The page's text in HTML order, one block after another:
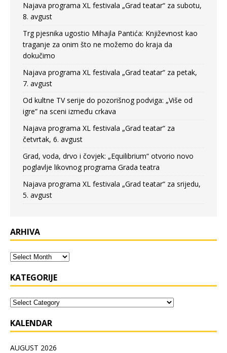
Najava programa XL festivala „Grad teatar“ za subotu,
8. avgust
Trg pjesnika ugostio Mihajla Pantića: Književnost kao
traganje za onim što ne možemo do kraja da
dokučimo
Najava programa XL festivala „Grad teatar“ za petak,
7. avgust
Od kultne TV serije do pozorišnog podviga: „Više od
igre” na sceni između crkava
Najava programa XL festivala „Grad teatar“ za
četvrtak, 6. avgust
Grad, voda, drvo i čovjek: „Equilibrium“ otvorio novo
poglavlje likovnog programa Grada teatra
Najava programa XL festivala „Grad teatar“ za srijedu,
5. avgust
ARHIVA
KATEGORIJE
KALENDAR
AUGUST 2026